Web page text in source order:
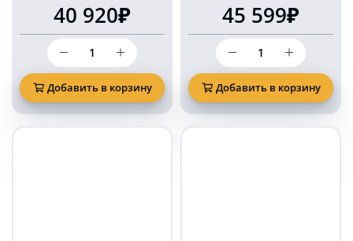
40 920₽
Количество
товара
Проблесковая
люстра
светодиодная
четырехсторонняя
оранжевая
Добавить в корзину
45 599₽
Количество
товара
Проблесковая
люстра
балка
102
см
Добавить в корзину